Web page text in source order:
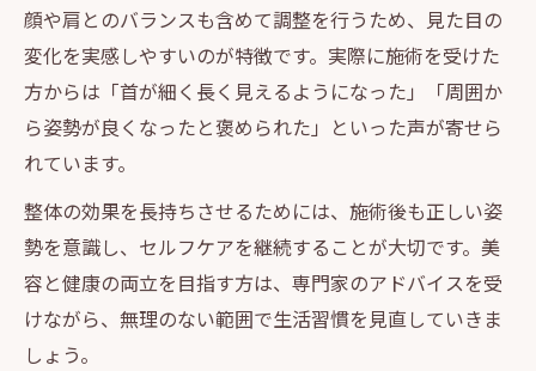
顔や肩とのバランスも含めて調整を行うため、見た目の
変化を実感しやすいのが特徴です。実際に施術を受けた
方からは「首が細く長く見えるようになった」「周囲か
ら姿勢が良くなったと褒められた」といった声が寄せら
れています。
整体の効果を長持ちさせるためには、施術後も正しい姿
勢を意識し、セルフケアを継続することが大切です。美
容と健康の両立を目指す方は、専門家のアドバイスを受
けながら、無理のない範囲で生活習慣を見直していきま
しょう。